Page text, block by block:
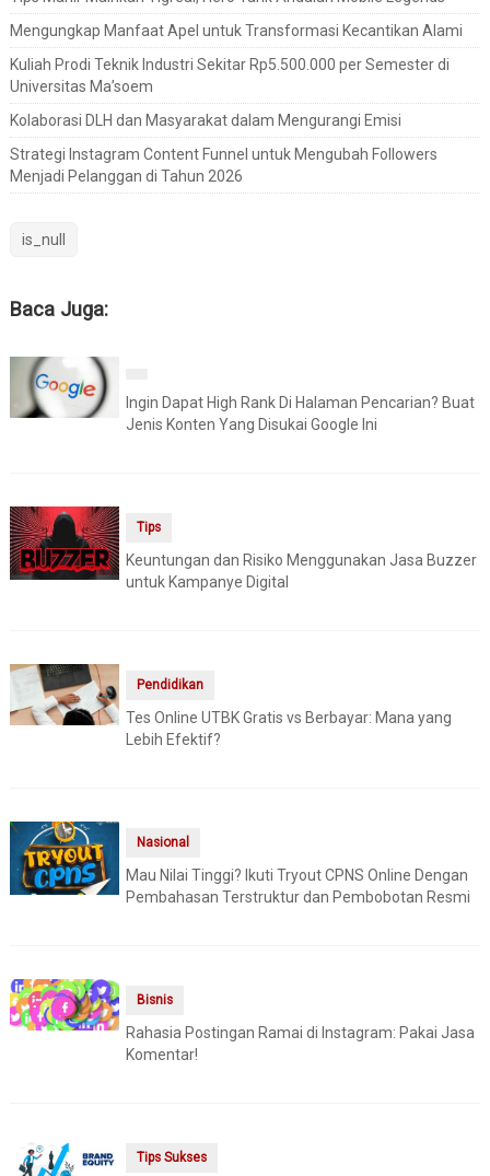
Mengungkap Manfaat Apel untuk Transformasi Kecantikan Alami
Kuliah Prodi Teknik Industri Sekitar Rp5.500.000 per Semester di
Universitas Ma’soem
Kolaborasi DLH dan Masyarakat dalam Mengurangi Emisi
Strategi Instagram Content Funnel untuk Mengubah Followers
Menjadi Pelanggan di Tahun 2026
is_null
Baca Juga:
Ingin Dapat High Rank Di Halaman Pencarian? Buat
Jenis Konten Yang Disukai Google Ini
Tips
Keuntungan dan Risiko Menggunakan Jasa Buzzer
untuk Kampanye Digital
Pendidikan
Tes Online UTBK Gratis vs Berbayar: Mana yang
Lebih Efektif?
Nasional
Mau Nilai Tinggi? Ikuti Tryout CPNS Online Dengan
Pembahasan Terstruktur dan Pembobotan Resmi
Bisnis
Rahasia Postingan Ramai di Instagram: Pakai Jasa
Komentar!
Tips Sukses